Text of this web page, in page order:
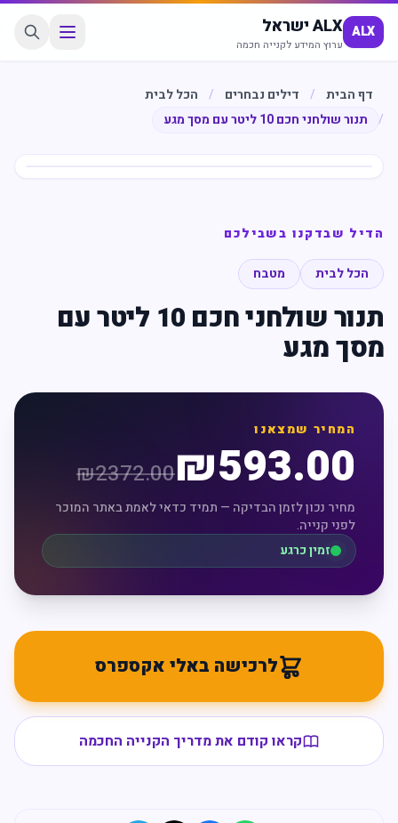
ALX ALX ישראל
ערוץ המידע לקנייה חכמה
דף הבית / דילים נבחרים /
הכל לבית
/
תנור שולחני חכם 10 ליטר עם מסך מגע
הדיל שבדקנו בשבילכם
הכל לבית מטבח
תנור שולחני חכם 10 ליטר עם
מסך מגע
המחיר שמצאנו
₪593.00
₪2372.00
מחיר נכון לזמן הבדיקה — תמיד כדאי לאמת באתר המוכר
לפני קנייה.
זמין כרגע
לרכישה באלי אקספרס
קראו קודם את מדריך הקנייה החכמה